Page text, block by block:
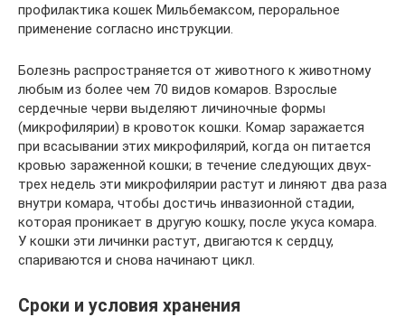
профилактика кошек Мильбемаксом, пероральное
применение согласно инструкции.
Болезнь распространяется от животного к животному
любым из более чем 70 видов комаров. Взрослые
сердечные черви выделяют личиночные формы
(микрофилярии) в кровоток кошки. Комар заражается
при всасывании этих микрофилярий, когда он питается
кровью зараженной кошки; в течение следующих двух-
трех недель эти микрофилярии растут и линяют два раза
внутри комара, чтобы достичь инвазионной стадии,
которая проникает в другую кошку, после укуса комара.
У кошки эти личинки растут, двигаются к сердцу,
спариваются и снова начинают цикл.
Сроки и условия хранения